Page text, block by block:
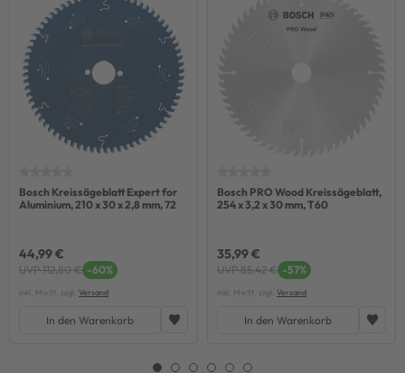
Bosch Kreissägeblatt Expert for
Aluminium, 210 x 30 x 2,8 mm, 72
44,99 €
UVP 112,80 € -60%
inkl. MwSt. zzgl. Versand
In den Warenkorb
Bosch PRO Wood Kreissägeblatt,
254 x 3,2 x 30 mm, T60
35,99 €
UVP 85,42 € -57%
inkl. MwSt. zzgl. Versand
In den Warenkorb